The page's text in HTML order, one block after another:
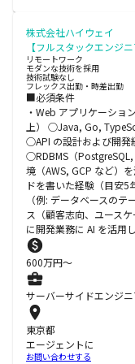
株式会社ハイウェイ
【フルスタックエンジニ
リモートワーク
モダンな技術を採用
技術試験なし
フレックス出勤・時差出勤
■必須条件
・Web アプリケーショ
上） ○Java, Go,
○API の設計および開発
○RDBMS（
境（AWS, GCP など）
ドを書いた経験（目安
（例: データベースの
ス（顧客志向、ユース
に開発業務に AI を活用
600万円〜
サーバーサイドエンジニ
東京都
エージェントに
お問い合わせする